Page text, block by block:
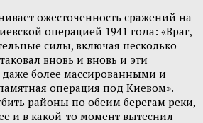
ожесточенность сражений на
операцией 1941 года: «Враг,
силы, включая несколько
вновь и вновь и эти
даже более массированными и
операция под Киевом».
районы по обеим берегам реки,
и в какой-то момент вытеснил